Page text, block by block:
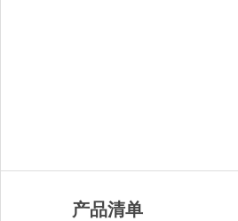
产品清单